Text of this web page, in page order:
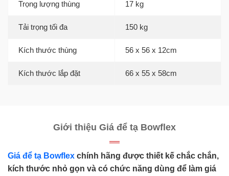
Trọng lượng thùng 17 kg
Tải trọng tối đa 150 kg
Kích thước thùng 56 x 56 x 12cm
Kích thước lắp đặt 66 x 55 x 58cm
Giới thiệu Giá để tạ Bowflex
Giá để tạ Bowflex chính hãng được thiết kế chắc chắn,
kích thước nhỏ gọn và có chức năng dùng để làm giá